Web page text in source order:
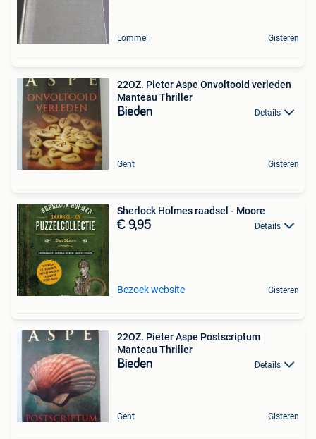
Lommel Gisteren
22OZ. Pieter Aspe Onvoltooid verleden
Manteau Thriller
Bieden Details
Gent Gisteren
Sherlock Holmes raadsel - Moore
€ 9,95 Details
Bezoek website Gisteren
22OZ. Pieter Aspe Postscriptum
Manteau Thriller
Bieden Details
Gent Gisteren